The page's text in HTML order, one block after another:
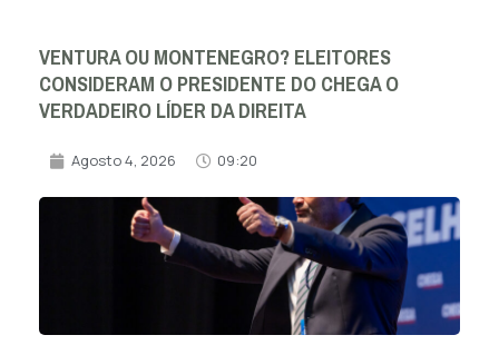
VENTURA OU MONTENEGRO? ELEITORES
CONSIDERAM O PRESIDENTE DO CHEGA O
VERDADEIRO LÍDER DA DIREITA
Agosto 4, 2026 09:20